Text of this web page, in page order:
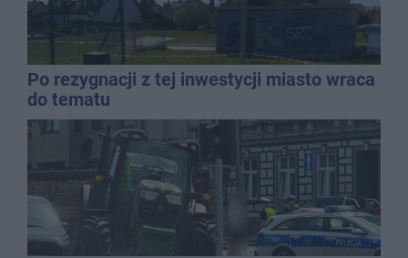
Po rezygnacji z tej inwestycji miasto wraca
do tematu